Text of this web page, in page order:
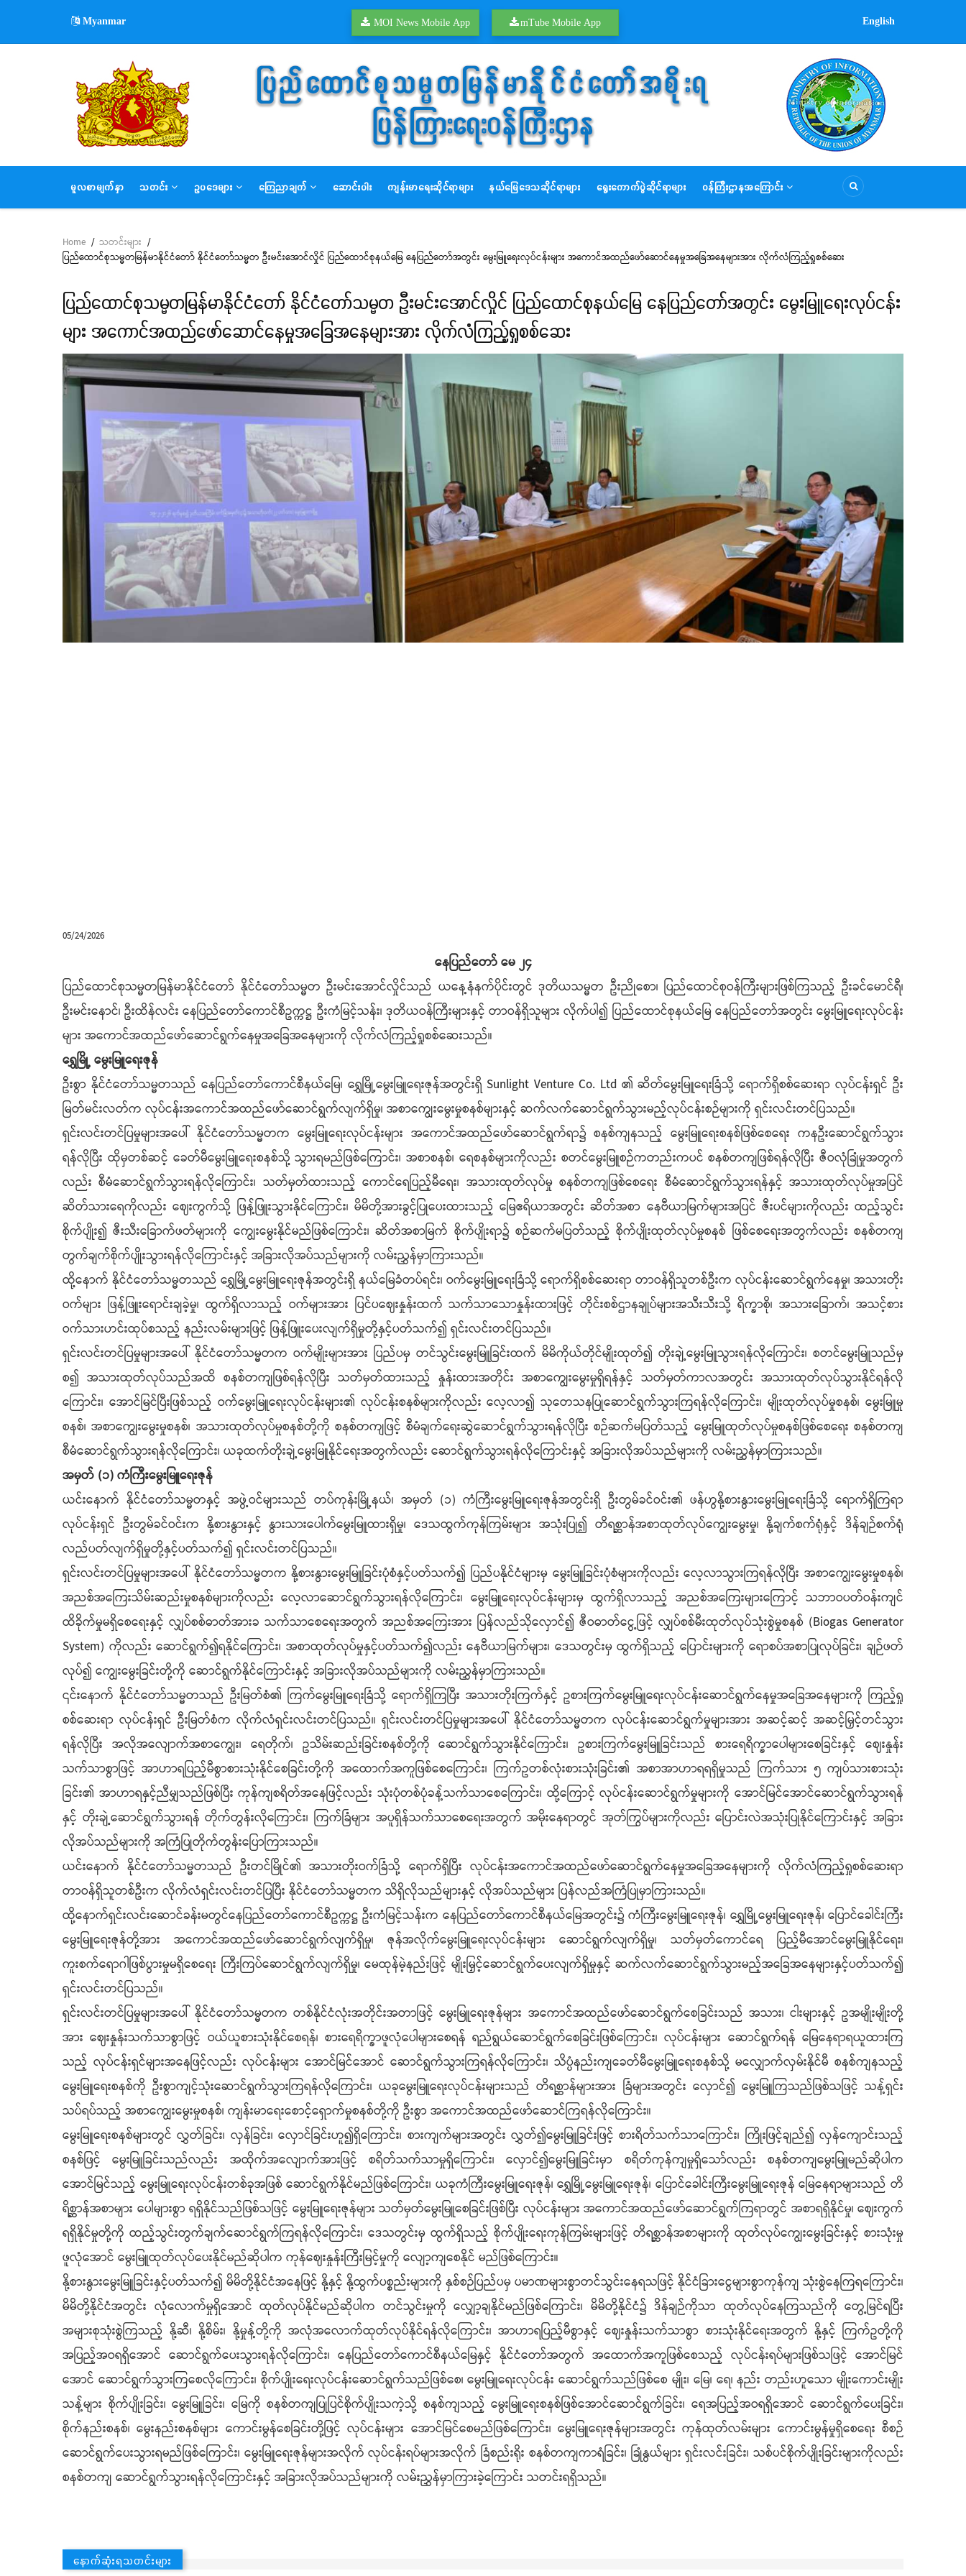
main
Myanmar MOI News Mobile App mTube Mobile App English
MAIN
NAVIGATION
မူလစာမျက်နှာ သတင်း ဥပဒေများ ကြေညာချက် ဆောင်းပါး ကျန်းမာရေးဆိုင်ရာများ နယ်မြေဒေသဆိုင်ရာများ ရွေးကောက်ပွဲဆိုင်ရာများ ဝန်ကြီးဌာနအကြောင်း
Breadcrumb
Home / သတင်းများ /
ပြည်ထောင်စုသမ္မတမြန်မာနိုင်ငံတော် နိုင်ငံတော်သမ္မတ ဦးမင်းအောင်လှိုင် ပြည်ထောင်စုနယ်မြေ နေပြည်တော်အတွင်း မွေးမြူရေးလုပ်ငန်းများ အကောင်အထည်ဖော်ဆောင်နေမှုအခြေအနေများအား လိုက်လံကြည့်ရှုစစ်ဆေး
ပြည်ထောင်စုသမ္မတမြန်မာနိုင်ငံတော် နိုင်ငံတော်သမ္မတ ဦးမင်းအောင်လှိုင် ပြည်ထောင်စုနယ်မြေ နေပြည်တော်အတွင်း မွေးမြူရေးလုပ်ငန်း
များ အကောင်အထည်ဖော်ဆောင်နေမှုအခြေအနေများအား လိုက်လံကြည့်ရှုစစ်ဆေး
05/24/2026
နေပြည်တော် မေ ၂၄
ပြည်ထောင်စုသမ္မတမြန်မာနိုင်ငံတော် နိုင်ငံတော်သမ္မတ ဦးမင်းအောင်လှိုင်သည် ယနေ့နံနက်ပိုင်းတွင် ဒုတိယသမ္မတ ဦးညိုစော၊ ပြည်ထောင်စုဝန်ကြီးများဖြစ်ကြသည့် ဦးခင်မောင်ရီ၊
ဦးမင်းနောင်၊ ဦးထိန်လင်း နေပြည်တော်ကောင်စီဥက္ကဋ္ဌ ဦးကံမြင့်သန်း၊ ဒုတိယဝန်ကြီးများနှင့် တာဝန်ရှိသူများ လိုက်ပါ၍ ပြည်ထောင်စုနယ်မြေ နေပြည်တော်အတွင်း မွေးမြူရေးလုပ်ငန်း
များ အကောင်အထည်ဖော်ဆောင်ရွက်နေမှုအခြေအနေများကို လိုက်လံကြည့်ရှုစစ်ဆေးသည်။
ရွှေမြို့ မွေးမြူရေးဇုန်
ဦးစွာ နိုင်ငံတော်သမ္မတသည် နေပြည်တော်ကောင်စီနယ်မြေ၊ ရွှေမြို့မွေးမြူရေးဇုန်အတွင်းရှိ Sunlight Venture Co. Ltd ၏ ဆိတ်မွေးမြူရေးခြံသို့ ရောက်ရှိစစ်ဆေးရာ လုပ်ငန်းရှင် ဦး
မြတ်မင်းလတ်က လုပ်ငန်းအကောင်အထည်ဖော်ဆောင်ရွက်လျက်ရှိမှု၊ အစာကျွေးမွေးမှုစနစ်များနှင့် ဆက်လက်ဆောင်ရွက်သွားမည့်လုပ်ငန်းစဉ်များကို ရှင်းလင်းတင်ပြသည်။
ရှင်းလင်းတင်ပြမှုများအပေါ် နိုင်ငံတော်သမ္မတက မွေးမြူရေးလုပ်ငန်းများ အကောင်အထည်ဖော်ဆောင်ရွက်ရာ၌ စနစ်ကျနသည့် မွေးမြူရေးစနစ်ဖြစ်စေရေး ကနဦးဆောင်ရွက်သွား
ရန်လိုပြီး ထိုမှတစ်ဆင့် ခေတ်မီမွေးမြူရေးစနစ်သို့ သွားရမည်ဖြစ်ကြောင်း၊ အစာစနစ်၊ ရေစနစ်များကိုလည်း စတင်မွေးမြူစဉ်ကတည်းကပင် စနစ်တကျဖြစ်ရန်လိုပြီး ဇီဝလုံခြုံမှုအတွက်
လည်း စီမံဆောင်ရွက်သွားရန်လိုကြောင်း၊ သတ်မှတ်ထားသည့် ကောင်ရေပြည့်မီရေး၊ အသားထုတ်လုပ်မှု စနစ်တကျဖြစ်စေရေး စီမံဆောင်ရွက်သွားရန်နှင့် အသားထုတ်လုပ်မှုအပြင်
ဆိတ်သားရေကိုလည်း ဈေးကွက်သို့ ဖြန့်ဖြူးသွားနိုင်ကြောင်း၊ မိမိတို့အားခွင့်ပြုပေးထားသည့် မြေဧရိယာအတွင်း ဆိတ်အစာ နေဗီယာမြက်များအပြင် ဇီးပင်များကိုလည်း ထည့်သွင်း
စိုက်ပျိုး၍ ဇီးသီးခြောက်ဖတ်များကို ကျွေးမွေးနိုင်မည်ဖြစ်ကြောင်း၊ ဆိတ်အစာမြက် စိုက်ပျိုးရာ၌ စဉ်ဆက်မပြတ်သည့် စိုက်ပျိုးထုတ်လုပ်မှုစနစ် ဖြစ်စေရေးအတွက်လည်း စနစ်တကျ
တွက်ချက်စိုက်ပျိုးသွားရန်လိုကြောင်းနှင့် အခြားလိုအပ်သည်များကို လမ်းညွှန်မှာကြားသည်။
ထို့နောက် နိုင်ငံတော်သမ္မတသည် ရွှေမြို့မွေးမြူရေးဇုန်အတွင်းရှိ နယ်မြေခံတပ်ရင်း၊ ဝက်မွေးမြူရေးခြံသို့ ရောက်ရှိစစ်ဆေးရာ တာဝန်ရှိသူတစ်ဦးက လုပ်ငန်းဆောင်ရွက်နေမှု၊ အသားတိုး
ဝက်များ ဖြန့်ဖြူးရောင်းချခဲ့မှု၊ ထွက်ရှိလာသည့် ဝက်များအား ပြင်ပဈေးနှုန်းထက် သက်သာသောနှုန်းထားဖြင့် တိုင်းစစ်ဌာနချုပ်များအသီးသီးသို့ ရိက္ခာစို၊ အသားခြောက်၊ အသင့်စား
ဝက်သားဟင်းထုပ်စသည့် နည်းလမ်းများဖြင့် ဖြန့်ဖြူးပေးလျက်ရှိမှုတို့နှင့်ပတ်သက်၍ ရှင်းလင်းတင်ပြသည်။
ရှင်းလင်းတင်ပြမှုများအပေါ် နိုင်ငံတော်သမ္မတက ဝက်မျိုးများအား ပြည်ပမှ တင်သွင်းမွေးမြူခြင်းထက် မိမိကိုယ်တိုင်မျိုးထုတ်၍ တိုးချဲ့မွေးမြူသွားရန်လိုကြောင်း၊ စတင်မွေးမြူသည်မှ
စ၍ အသားထုတ်လုပ်သည်အထိ စနစ်တကျဖြစ်ရန်လိုပြီး သတ်မှတ်ထားသည့် နှုန်းထားအတိုင်း အစာကျွေးမွေးမှုရှိရန်နှင့် သတ်မှတ်ကာလအတွင်း အသားထုတ်လုပ်သွားနိုင်ရန်လို
ကြောင်း၊ အောင်မြင်ပြီးဖြစ်သည့် ဝက်မွေးမြူရေးလုပ်ငန်းများ၏ လုပ်ငန်းစနစ်များကိုလည်း လေ့လာ၍ သုတေသနပြုဆောင်ရွက်သွားကြရန်လိုကြောင်း၊ မျိုးထုတ်လုပ်မှုစနစ်၊ မွေးမြူမှု
စနစ်၊ အစာကျွေးမွေးမှုစနစ်၊ အသားထုတ်လုပ်မှုစနစ်တို့ကို စနစ်တကျဖြင့် စီမံချက်ရေးဆွဲဆောင်ရွက်သွားရန်လိုပြီး စဉ်ဆက်မပြတ်သည့် မွေးမြူထုတ်လုပ်မှုစနစ်ဖြစ်စေရေး စနစ်တကျ
စီမံဆောင်ရွက်သွားရန်လိုကြောင်း၊ ယခုထက်တိုးချဲ့မွေးမြူနိုင်ရေးအတွက်လည်း ဆောင်ရွက်သွားရန်လိုကြောင်းနှင့် အခြားလိုအပ်သည်များကို လမ်းညွှန်မှာကြားသည်။
အမှတ် (၁) ကံကြီးမွေးမြူရေးဇုန်
ယင်းနောက် နိုင်ငံတော်သမ္မတနှင့် အဖွဲ့ဝင်များသည် တပ်ကုန်းမြို့နယ်၊ အမှတ် (၁) ကံကြီးမွေးမြူရေးဇုန်အတွင်းရှိ ဦးတွမ်ခင်ဝင်း၏ ဖန်ဟွနို့စားနွားမွေးမြူရေးခြံသို့ ရောက်ရှိကြရာ
လုပ်ငန်းရှင် ဦးတွမ်ခင်ဝင်းက နို့စားနွားနှင့် နွားသားပေါက်မွေးမြူထားရှိမှု၊ ဒေသထွက်ကုန်ကြမ်းများ အသုံးပြု၍ တိရစ္ဆာန်အစာထုတ်လုပ်ကျွေးမွေးမှု၊ နို့ချက်စက်ရုံနှင့် ဒိန်ချဉ်စက်ရုံ
လည်ပတ်လျက်ရှိမှုတို့နှင့်ပတ်သက်၍ ရှင်းလင်းတင်ပြသည်။
ရှင်းလင်းတင်ပြမှုများအပေါ် နိုင်ငံတော်သမ္မတက နို့စားနွားမွေးမြူခြင်းပုံစံနှင့်ပတ်သက်၍ ပြည်ပနိုင်ငံများမှ မွေးမြူခြင်းပုံစံများကိုလည်း လေ့လာသွားကြရန်လိုပြီး အစာကျွေးမွေးမှုစနစ်၊
အညစ်အကြေးသိမ်းဆည်းမှုစနစ်များကိုလည်း လေ့လာဆောင်ရွက်သွားရန်လိုကြောင်း၊ မွေးမြူရေးလုပ်ငန်းများမှ ထွက်ရှိလာသည့် အညစ်အကြေးများကြောင့် သဘာဝပတ်ဝန်းကျင်
ထိခိုက်မှုမရှိစေရေးနှင့် လျှပ်စစ်ဓာတ်အားခ သက်သာစေရေးအတွက် အညစ်အကြေးအား ပြန်လည်သိုလှောင်၍ ဇီဝဓာတ်ငွေ့ဖြင့် လျှပ်စစ်မီးထုတ်လုပ်သုံးစွဲမှုစနစ် (Biogas Generator
System) ကိုလည်း ဆောင်ရွက်၍ရနိုင်ကြောင်း၊ အစာထုတ်လုပ်မှုနှင့်ပတ်သက်၍လည်း နေဗီယာမြက်များ၊ ဒေသတွင်းမှ ထွက်ရှိသည့် ပြောင်းများကို ရောစပ်အစာပြုလုပ်ခြင်း၊ ချဉ်ဖတ်
လုပ်၍ ကျွေးမွေးခြင်းတို့ကို ဆောင်ရွက်နိုင်ကြောင်းနှင့် အခြားလိုအပ်သည်များကို လမ်းညွှန်မှာကြားသည်။
၎င်းနောက် နိုင်ငံတော်သမ္မတသည် ဦးမြတ်စံ၏ ကြက်မွေးမြူရေးခြံသို့ ရောက်ရှိကြပြီး အသားတိုးကြက်နှင့် ဥစားကြက်မွေးမြူရေးလုပ်ငန်းဆောင်ရွက်နေမှုအခြေအနေများကို ကြည့်ရှု
စစ်ဆေးရာ လုပ်ငန်းရှင် ဦးမြတ်စံက လိုက်လံရှင်းလင်းတင်ပြသည်။ ရှင်းလင်းတင်ပြမှုများအပေါ် နိုင်ငံတော်သမ္မတက လုပ်ငန်းဆောင်ရွက်မှုများအား အဆင့်ဆင့် အဆင့်မြှင့်တင်သွား
ရန်လိုပြီး အလိုအလျောက်အစာကျွေး၊ ရေတိုက်၊ ဥသိမ်းဆည်းခြင်းစနစ်တို့ကို ဆောင်ရွက်သွားနိုင်ကြောင်း၊ ဥစားကြက်မွေးမြူခြင်းသည် စားရေရိက္ခာပေါများစေခြင်းနှင့် ဈေးနှုန်း
သက်သာစွာဖြင့် အာဟာရပြည့်မီစွာစားသုံးနိုင်စေခြင်းတို့ကို အထောက်အကူဖြစ်စေကြောင်း၊ ကြက်ဥတစ်လုံးစားသုံးခြင်း၏ အစာအာဟာရရရှိမှုသည် ကြက်သား ၅ ကျပ်သားစားသုံး
ခြင်း၏ အာဟာရနှင့်ညီမျှသည်ဖြစ်ပြီး ကုန်ကျစရိတ်အနေဖြင့်လည်း သုံးပုံတစ်ပုံခန့်သက်သာစေကြောင်း၊ ထို့ကြောင့် လုပ်ငန်းဆောင်ရွက်မှုများကို အောင်မြင်အောင်ဆောင်ရွက်သွားရန်
နှင့် တိုးချဲ့ဆောင်ရွက်သွားရန် တိုက်တွန်းလိုကြောင်း၊ ကြက်ခြံများ အပူရှိန်သက်သာစေရေးအတွက် အမိုးနေရာတွင် အုတ်ကြွပ်များကိုလည်း ပြောင်းလဲအသုံးပြုနိုင်ကြောင်းနှင့် အခြား
လိုအပ်သည်များကို အကြံပြုတိုက်တွန်းပြောကြားသည်။
ယင်းနောက် နိုင်ငံတော်သမ္မတသည် ဦးတင်မြိုင်၏ အသားတိုးဝက်ခြံသို့ ရောက်ရှိပြီး လုပ်ငန်းအကောင်အထည်ဖော်ဆောင်ရွက်နေမှုအခြေအနေများကို လိုက်လံကြည့်ရှုစစ်ဆေးရာ
တာဝန်ရှိသူတစ်ဦးက လိုက်လံရှင်းလင်းတင်ပြပြီး နိုင်ငံတော်သမ္မတက သိရှိလိုသည်များနှင့် လိုအပ်သည်များ ပြန်လည်အကြံပြုမှာကြားသည်။
ထို့နောက်ရှင်းလင်းဆောင်ခန်းမတွင်နေပြည်တော်ကောင်စီဥက္ကဋ္ဌ ဦးကံမြင့်သန်းက နေပြည်တော်ကောင်စီနယ်မြေအတွင်း၌ ကံကြီးမွေးမြူရေးဇုန်၊ ရွှေမြို့မွေးမြူရေးဇုန်၊ ပြောင်ခေါင်းကြီး
မွေးမြူရေးဇုန်တို့အား အကောင်အထည်ဖော်ဆောင်ရွက်လျက်ရှိမှု၊ ဇုန်အလိုက်မွေးမြူရေးလုပ်ငန်းများ ဆောင်ရွက်လျက်ရှိမှု၊ သတ်မှတ်ကောင်ရေ ပြည့်မီအောင်မွေးမြူနိုင်ရေး၊
ကူးစက်ရောဂါဖြစ်ပွားမှုမရှိစေရေး ကြီးကြပ်ဆောင်ရွက်လျက်ရှိမှု၊ မေထုန်မဲ့နည်းဖြင့် မျိုးမြှင့်ဆောင်ရွက်ပေးလျက်ရှိမှုနှင့် ဆက်လက်ဆောင်ရွက်သွားမည့်အခြေအနေများနှင့်ပတ်သက်၍
ရှင်းလင်းတင်ပြသည်။
ရှင်းလင်းတင်ပြမှုများအပေါ် နိုင်ငံတော်သမ္မတက တစ်နိုင်ငံလုံးအတိုင်းအတာဖြင့် မွေးမြူရေးဇုန်များ အကောင်အထည်ဖော်ဆောင်ရွက်စေခြင်းသည် အသား၊ ငါးများနှင့် ဥအမျိုးမျိုးတို့
အား ဈေးနှုန်းသက်သာစွာဖြင့် ဝယ်ယူစားသုံးနိုင်စေရန်၊ စားရေရိက္ခာဖူလုံပေါများစေရန် ရည်ရွယ်ဆောင်ရွက်စေခြင်းဖြစ်ကြောင်း၊ လုပ်ငန်းများ ဆောင်ရွက်ရန် မြေနေရာရယူထားကြ
သည့် လုပ်ငန်းရှင်များအနေဖြင့်လည်း လုပ်ငန်းများ အောင်မြင်အောင် ဆောင်ရွက်သွားကြရန်လိုကြောင်း၊ သိပ္ပံနည်းကျခေတ်မီမွေးမြူရေးစနစ်သို့ မလျှောက်လှမ်းနိုင်မီ စနစ်ကျနသည့်
မွေးမြူရေးစနစ်ကို ဦးစွာကျင့်သုံးဆောင်ရွက်သွားကြရန်လိုကြောင်း၊ ယခုမွေးမြူရေးလုပ်ငန်းများသည် တိရစ္ဆာန်များအား ခြံများအတွင်း လှောင်၍ မွေးမြူကြသည်ဖြစ်သဖြင့် သန့်ရှင်း
သပ်ရပ်သည့် အစာကျွေးမွေးမှုစနစ်၊ ကျန်းမာရေးစောင့်ရှောက်မှုစနစ်တို့ကို ဦးစွာ အကောင်အထည်ဖော်ဆောင်ကြရန်လိုကြောင်း။
မွေးမြူရေးစနစ်များတွင် လွှတ်ခြင်း၊ လှန်ခြင်း၊ လှောင်ခြင်းဟူ၍ရှိကြောင်း၊ စားကျက်များအတွင်း လွှတ်၍မွေးမြူခြင်းဖြင့် စားရိတ်သက်သာကြောင်း၊ ကြိုးဖြင့်ချည်၍ လှန်ကျောင်းသည့်
စနစ်ဖြင့် မွေးမြူခြင်းသည်လည်း အထိုက်အလျောက်အားဖြင့် စရိတ်သက်သာမှုရှိကြောင်း၊ လှောင်၍မွေးမြူခြင်းမှာ စရိတ်ကုန်ကျမှုရှိသော်လည်း စနစ်တကျမွေးမြူမည်ဆိုပါက
အောင်မြင်သည့် မွေးမြူရေးလုပ်ငန်းတစ်ခုအဖြစ် ဆောင်ရွက်နိုင်မည်ဖြစ်ကြောင်း၊ ယခုကံကြီးမွေးမြူရေးဇုန်၊ ရွှေမြို့မွေးမြူရေးဇုန်၊ ပြောင်ခေါင်းကြီးမွေးမြူရေးဇုန် မြေနေရာများသည် တိ
ရိစ္ဆာန်အစာများ ပေါများစွာ ရရှိနိုင်သည်ဖြစ်သဖြင့် မွေးမြူရေးဇုန်များ သတ်မှတ်မွေးမြူစေခြင်းဖြစ်ပြီး လုပ်ငန်းများ အကောင်အထည်ဖော်ဆောင်ရွက်ကြရာတွင် အစာရရှိနိုင်မှု၊ ဈေးကွက်
ရရှိနိုင်မှုတို့ကို ထည့်သွင်းတွက်ချက်ဆောင်ရွက်ကြရန်လိုကြောင်း၊ ဒေသတွင်းမှ ထွက်ရှိသည့် စိုက်ပျိုးရေးကုန်ကြမ်းများဖြင့် တိရစ္ဆာန်အစာများကို ထုတ်လုပ်ကျွေးမွေးခြင်းနှင့် စားသုံးမှု
ဖူလုံအောင် မွေးမြူထုတ်လုပ်ပေးနိုင်မည်ဆိုပါက ကုန်ဈေးနှုန်းကြီးမြင့်မှုကို လျော့ကျစေနိုင် မည်ဖြစ်ကြောင်း။
နို့စားနွားမွေးမြူခြင်းနှင့်ပတ်သက်၍ မိမိတို့နိုင်ငံအနေဖြင့် နို့နှင့် နို့ထွက်ပစ္စည်းများကို နှစ်စဉ်ပြည်ပမှ ပမာဏများစွာတင်သွင်းနေရသဖြင့် နိုင်ငံခြားငွေများစွာကုန်ကျ သုံးစွဲနေကြရကြောင်း၊
မိမိတို့နိုင်ငံအတွင်း လုံလောက်မှုရှိအောင် ထုတ်လုပ်နိုင်မည်ဆိုပါက တင်သွင်းမှုကို လျှော့ချနိုင်မည်ဖြစ်ကြောင်း၊ မိမိတို့နိုင်ငံ၌ ဒိန်ချဉ်ကိုသာ ထုတ်လုပ်နေကြသည်ကို တွေ့မြင်ရပြီး
အများစုသုံးစွဲကြသည့် နို့ဆီ၊ နို့စိမ်း၊ နို့မှုန့်တို့ကို အလုံအလောက်ထုတ်လုပ်နိုင်ရန်လိုကြောင်း၊ အာဟာရပြည့်မီစွာနှင့် ဈေးနှုန်းသက်သာစွာ စားသုံးနိုင်ရေးအတွက် နို့နှင့် ကြက်ဥတို့ကို
အပြည့်အဝရရှိအောင် ဆောင်ရွက်ပေးသွားရန်လိုကြောင်း၊ နေပြည်တော်ကောင်စီနယ်မြေနှင့် နိုင်ငံတော်အတွက် အထောက်အကူဖြစ်စေသည့် လုပ်ငန်းရပ်များဖြစ်သဖြင့် အောင်မြင်
အောင် ဆောင်ရွက်သွားကြစေလိုကြောင်း၊ စိုက်ပျိုးရေးလုပ်ငန်းဆောင်ရွက်သည်ဖြစ်စေ၊ မွေးမြူရေးလုပ်ငန်း ဆောင်ရွက်သည်ဖြစ်စေ မျိုး၊ မြေ၊ ရေ၊ နည်း တည်းဟူသော မျိုးကောင်းမျိုး
သန့်များ စိုက်ပျိုးခြင်း၊ မွေးမြူခြင်း၊ မြေကို စနစ်တကျပြုပြင်စိုက်ပျိုးသကဲ့သို့ စနစ်ကျသည့် မွေးမြူရေးစနစ်ဖြစ်အောင်ဆောင်ရွက်ခြင်း၊ ရေအပြည့်အဝရရှိအောင် ဆောင်ရွက်ပေးခြင်း၊
စိုက်နည်းစနစ်၊ မွေးနည်းစနစ်များ ကောင်းမွန်စေခြင်းတို့ဖြင့် လုပ်ငန်းများ အောင်မြင်စေမည်ဖြစ်ကြောင်း၊ မွေးမြူရေးဇုန်များအတွင်း ကုန်ထုတ်လမ်းများ ကောင်းမွန်မှုရှိစေရေး စီစဉ်
ဆောင်ရွက်ပေးသွားရမည်ဖြစ်ကြောင်း၊ မွေးမြူရေးဇုန်များအလိုက် လုပ်ငန်းရပ်များအလိုက် ခြံစည်းရိုး စနစ်တကျကာရံခြင်း၊ ခြုံနွယ်များ ရှင်းလင်းခြင်း၊ သစ်ပင်စိုက်ပျိုးခြင်းများကိုလည်း
စနစ်တကျ ဆောင်ရွက်သွားရန်လိုကြောင်းနှင့် အခြားလိုအပ်သည်များကို လမ်းညွှန်မှာကြားခဲ့ကြောင်း သတင်းရရှိသည်။
နောက်ဆုံးရသတင်းများ